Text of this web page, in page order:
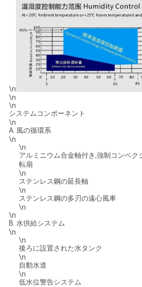
\n
\n
\n
システムコンポーネント
\n
A. 風の循環系
\n
\n
アルミニウム合金軸付き,強制コンベク
転扇
\n
ステンレス鋼の延長軸
\n
ステンレス鋼の多刃の遠心風車
\n
\n
B. 水供給システム
\n
\n
後ろに設置された水タンク
\n
自動水道
\n
低水位警告システム